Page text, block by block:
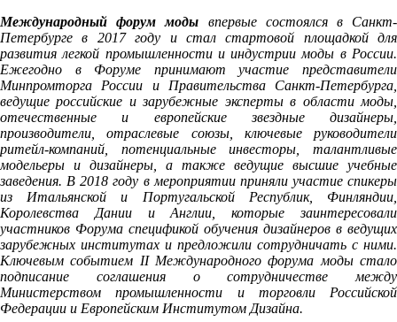
Международный форум моды впервые состоялся в Санкт-
Петербурге в 2017 году и стал стартовой площадкой для
развития легкой промышленности и индустрии моды в России.
Ежегодно в Форуме принимают участие представители
Минпромторга России и Правительства Санкт-Петербурга,
ведущие российские и зарубежные эксперты в области моды,
отечественные и европейские звездные дизайнеры,
производители, отраслевые союзы, ключевые руководители
ритейл-компаний, потенциальные инвесторы, талантливые
модельеры и дизайнеры, а также ведущие высшие учебные
заведения. В 2018 году в мероприятии приняли участие спикеры
из Итальянской и Португальской Республик, Финляндии,
Королевства Дании и Англии, которые заинтересовали
участников Форума спецификой обучения дизайнеров в ведущих
зарубежных институтах и предложили сотрудничать с ними.
Ключевым событием II Международного форума моды стало
подписание соглашения о сотрудничестве между
Министерством промышленности и торговли Российской
Федерации и Европейским Институтом Дизайна.